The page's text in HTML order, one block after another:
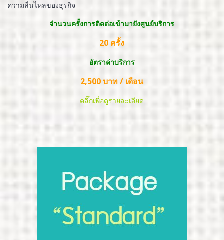
ความลื่นไหลของธุรกิจ
จำนวนครั้งการติดต่อเข้ามายังศูนย์บริการ
20 ครั้ง
อัตราค่าบริการ
2,500 บาท / เดือน
คลิ๊กเพื่อดูรายละเอียด